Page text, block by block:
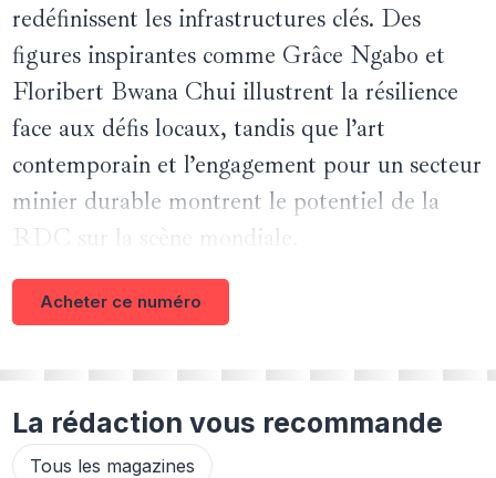
redéfinissent les infrastructures clés. Des
figures inspirantes comme Grâce Ngabo et
Floribert Bwana Chui illustrent la résilience
face aux défis locaux, tandis que l’art
contemporain et l’engagement pour un secteur
minier durable montrent le potentiel de la
RDC sur la scène mondiale.
Acheter ce numéro
La rédaction vous recommande
Tous les magazines